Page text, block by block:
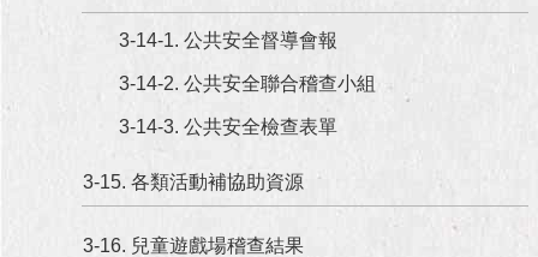
3-14-1. 公共安全督導會報
3-14-2. 公共安全聯合稽查小組
3-14-3. 公共安全檢查表單
3-15. 各類活動補協助資源
3-16. 兒童遊戲場稽查結果